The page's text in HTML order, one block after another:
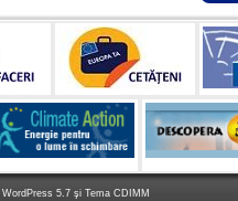
WordPress 5.7 şi Tema CDIMM